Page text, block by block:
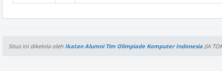
Situs ini dikelola oleh Ikatan Alumni Tim Olimpiade Komputer Indonesia (IA